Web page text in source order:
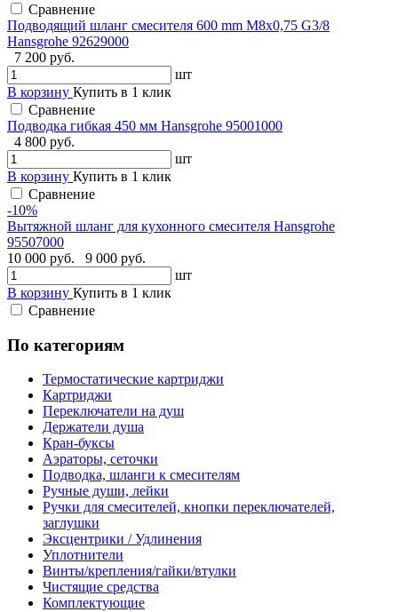
Сравнение
Подводящий шланг смесителя 600 mm M8x0,75 G3/8
Hansgrohe 92629000
7 200 руб.
шт
В корзину Купить в 1 клик
Сравнение
Подводка гибкая 450 мм Hansgrohe 95001000
4 800 руб.
шт
В корзину Купить в 1 клик
Сравнение
-10%
Вытяжной шланг для кухонного смесителя Hansgrohe
95507000
10 000 руб.
9 000 руб.
шт
В корзину Купить в 1 клик
Сравнение
По категориям
Термостатические картриджи
Картриджи
Переключатели на душ
Держатели душа
Кран-буксы
Аэраторы, сеточки
Подводка, шланги к смесителям
Ручные души, лейки
Ручки для смесителей, кнопки переключателей,
заглушки
Эксцентрики / Удлинения
Уплотнители
Винты/крепления/гайки/втулки
Чистящие средства
Комплектующие